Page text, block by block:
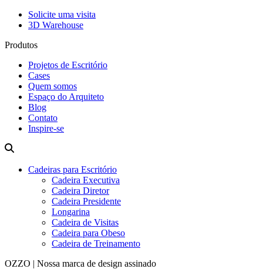
Solicite uma visita
3D Warehouse
Produtos
Projetos de Escritório
Cases
Quem somos
Espaço do Arquiteto
Blog
Contato
Inspire-se
Cadeiras para Escritório
Cadeira Executiva
Cadeira Diretor
Cadeira Presidente
Longarina
Cadeira de Visitas
Cadeira para Obeso
Cadeira de Treinamento
OZZO | Nossa marca de design assinado